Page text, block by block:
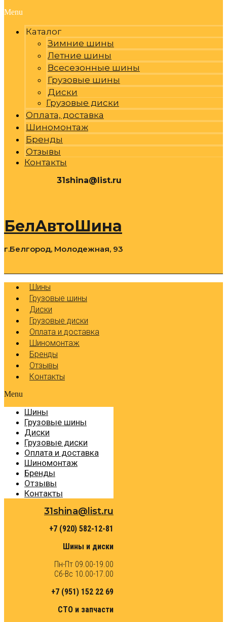
Menu
Каталог
Зимние шины
Летние шины
Всесезонные шины
Грузовые шины
Диски
Грузовые диски
Оплата, доставка
Шиномонтаж
Бренды
Отзывы
Контакты
31shina@list.ru
БелАвтоШина
г.Белгород, Молодежная, 93
Шины
Грузовые шины
Диски
Грузовые диски
Оплата и доставка
Шиномонтаж
Бренды
Отзывы
Контакты
Menu
Шины
Грузовые шины
Диски
Грузовые диски
Оплата и доставка
Шиномонтаж
Бренды
Отзывы
Контакты
31shina@list.ru
+7 (920) 582-12-81
Шины и диски
Пн-Пт 09.00-19.00
Сб-Вс 10.00-17.00
+7 (951) 152 22 69
СТО и запчасти